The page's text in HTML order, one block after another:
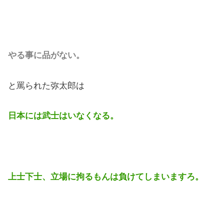
やる事に品がない。
と罵られた弥太郎は
日本には武士はいなくなる。
上士下士、立場に拘るもんは負けてしまいますろ。